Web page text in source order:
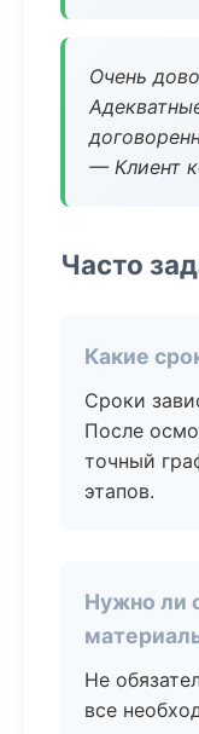
Очень
— Клиент
Часто
Какие
Сроки
После
точный
этапов.
Нужно ли
Не
все